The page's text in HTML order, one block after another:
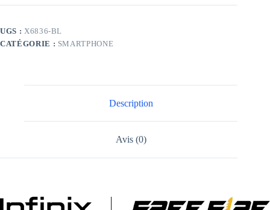
UGS : X6836-BL
CATÉGORIE : SMARTPHONE
Description
Avis (0)